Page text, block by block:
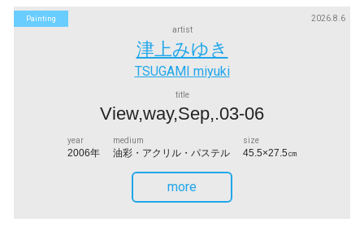
Painting
2026.8.6
artist
津上みゆき
TSUGAMI miyuki
title
View,way,Sep,.03-06
year
2006年
medium
油彩・アクリル・パステル
size
45.5×27.5㎝
more